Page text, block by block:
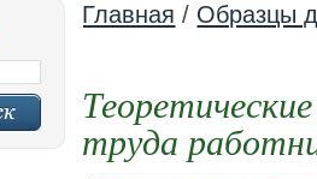
Главная / Образцы
труда